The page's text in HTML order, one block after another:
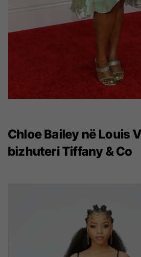
Chloe Bailey në Louis
bizhuteri Tiffany & Co